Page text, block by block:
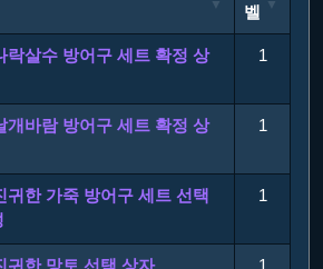
벨
레
락살수 방어구 세트 확정 상
1
개바람 방어구 세트 확정 상
1
귀한 가죽 방어구 세트 선택
1
귀한 망토 선택 상자 1